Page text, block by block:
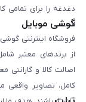
دغدغه را برای تمامی
است:
گوشی موبایل
فروشگاه اینترنتی
از برندهای معتبر
اصالت کالا و
کامل، تصاویر واقعی